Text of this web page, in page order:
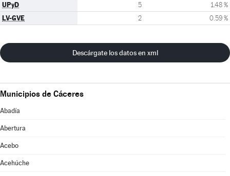
UPyD 5 1.48 %
LV-GVE 2 0.59 %
Descárgate los datos en xml
Municipios de Cáceres
Abadía
Abertura
Acebo
Acehúche